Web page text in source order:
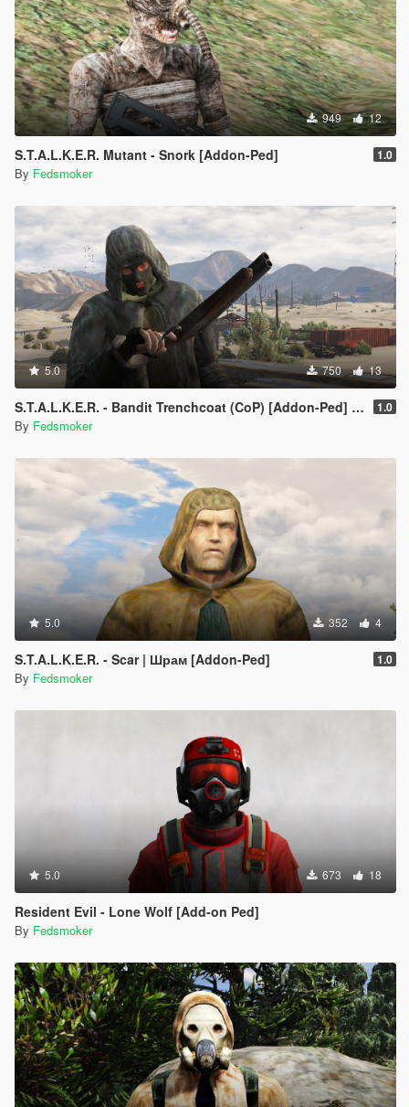
949 12
S.T.A.L.K.E.R. Mutant - Snork [Addon-Ped] 1.0
By Fedsmoker
5.0 750 13
S.T.A.L.K.E.R. - Bandit Trenchcoat (CoP) [Addon-Ped] Кожаный плащ 1.0
By Fedsmoker
5.0 352 4
S.T.A.L.K.E.R. - Scar | Шрам [Addon-Ped] 1.0
By Fedsmoker
5.0 673 18
Resident Evil - Lone Wolf [Add-on Ped]
By Fedsmoker